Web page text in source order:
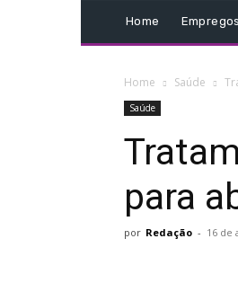
Home Empregos
Home Saúde
Saúde
para
por Redação - 16 de